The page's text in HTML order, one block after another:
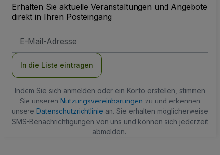
Erhalten Sie aktuelle Veranstaltungen und Angebote
direkt in Ihren Posteingang
Mail-
In die Liste eintragen
Indem Sie sich anmelden oder ein Konto erstellen, stimmen
Sie unseren Nutzungsvereinbarungen zu und erkennen
unsere Datenschutzrichtlinie an. Sie erhalten möglicherweise
SMS-Benachrichtigungen von uns und können sich jederzeit
abmelden.